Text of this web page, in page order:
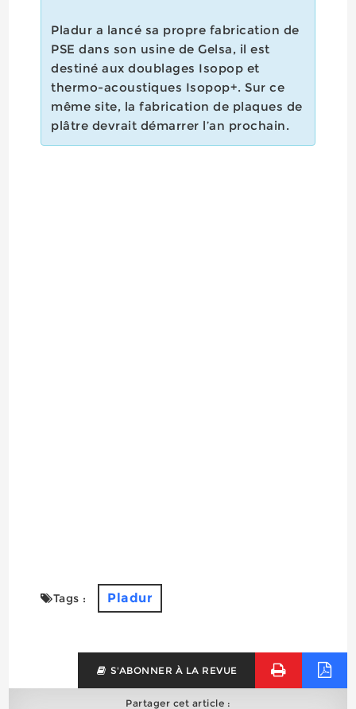
Pladur a lancé sa propre fabrication de
PSE dans son usine de Gelsa, il est
destiné aux doublages Isopop et
thermo-acoustiques Isopop+. Sur ce
même site, la fabrication de plaques de
plâtre devrait démarrer l’an prochain.
Tags : Pladur
S'ABONNER À LA REVUE
Partager cet article :